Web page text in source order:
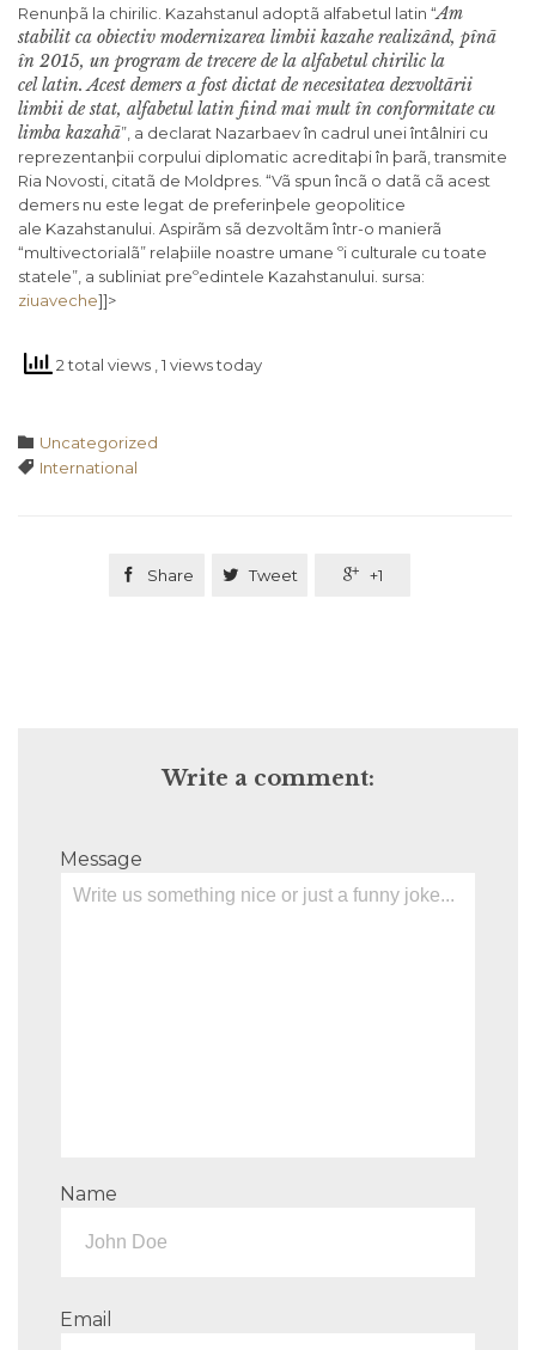
Renunþã la chirilic. Kazahstanul adoptã alfabetul latin “Am
stabilit ca obiectiv modernizarea limbii kazahe realizând, pînã
în 2015, un program de trecere de la alfabetul chirilic la
cel latin. Acest demers a fost dictat de necesitatea dezvoltãrii
limbii de stat, alfabetul latin fiind mai mult în conformitate cu
limba kazahã”, a declarat Nazarbaev în cadrul unei întâlniri cu
reprezentanþii corpului diplomatic acreditaþi în þarã, transmite
Ria Novosti, citatã de Moldpres. “Vã spun încã o datã cã acest
demers nu este legat de preferinþele geopolitice
ale Kazahstanului. Aspirãm sã dezvoltãm într-o manierã
“multivectorialã” relaþiile noastre umane ºi culturale cu toate
statele”, a subliniat preºedintele Kazahstanului. sursa:
ziuaveche]]>
2 total views , 1 views today
 Category
Uncategorized
 Tags
International
 Share  Tweet  +1
Write a comment:
Message
Name
Email